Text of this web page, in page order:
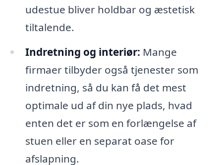
udestue bliver holdbar og æstetisk
tiltalende.
Indretning og interiør: Mange
firmaer tilbyder også tjenester som
indretning, så du kan få det mest
optimale ud af din nye plads, hvad
enten det er som en forlængelse af
stuen eller en separat oase for
afslapning.